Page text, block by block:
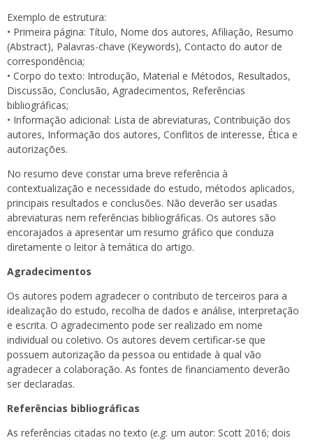
Exemplo de estrutura:
• Primeira página: Título, Nome dos autores, Afiliação, Resumo
(Abstract), Palavras-chave (Keywords), Contacto do autor de
correspondência;
• Corpo do texto: Introdução, Material e Métodos, Resultados,
Discussão, Conclusão, Agradecimentos, Referências
bibliográficas;
• Informação adicional: Lista de abreviaturas, Contribuição dos
autores, Informação dos autores, Conflitos de interesse, Ética e
autorizações.
No resumo deve constar uma breve referência à
contextualização e necessidade do estudo, métodos aplicados,
principais resultados e conclusões. Não deverão ser usadas
abreviaturas nem referências bibliográficas. Os autores são
encorajados a apresentar um resumo gráfico que conduza
diretamente o leitor à temática do artigo.
Agradecimentos
Os autores podem agradecer o contributo de terceiros para a
idealização do estudo, recolha de dados e análise, interpretação
e escrita. O agradecimento pode ser realizado em nome
individual ou coletivo. Os autores devem certificar-se que
possuem autorização da pessoa ou entidade à qual vão
agradecer a colaboração. As fontes de financiamento deverão
ser declaradas.
Referências bibliográficas
As referências citadas no texto (e.g. um autor: Scott 2016; dois